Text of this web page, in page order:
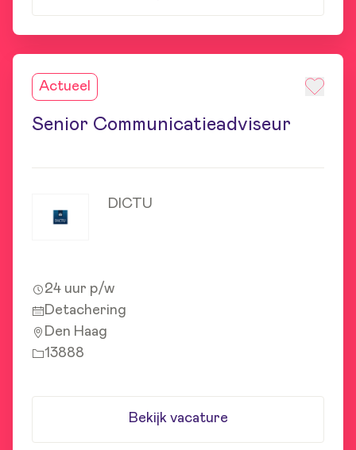
Actueel
Senior Communicatieadviseur
DICTU
24 uur p/w
13888
Detachering
Den Haag
Bekijk vacature